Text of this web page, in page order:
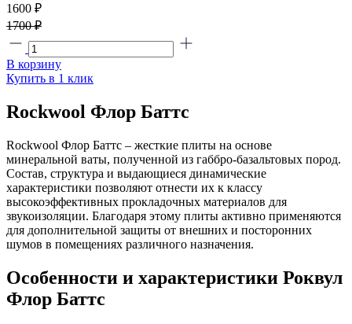
1600 ₽
1700 ₽
В корзину
Купить в 1 клик
Rockwool Флор Баттс
Rockwool Флор Баттс – жесткие плиты на основе
минеральной ваты, полученной из габбро-базальтовых пород.
Состав, структура и выдающиеся динамические
характеристики позволяют отнести их к классу
высокоэффективных прокладочных материалов для
звукоизоляции. Благодаря этому плиты активно применяются
для дополнительной защиты от внешних и посторонних
шумов в помещениях различного назначения.
Особенности и характеристики Роквул
Флор Баттс